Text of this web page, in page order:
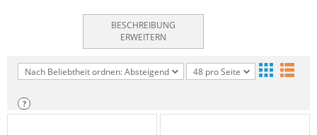
BESCHREIBUNG
ERWEITERN
Nach Beliebtheit ordnen: Absteigend 48 pro Seite
?